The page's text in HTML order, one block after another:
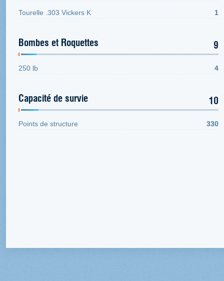
Tourelle .303 Vickers K 1
Bombes et Roquettes 9
250 lb 4
Capacité de survie 10
Points de structure 330